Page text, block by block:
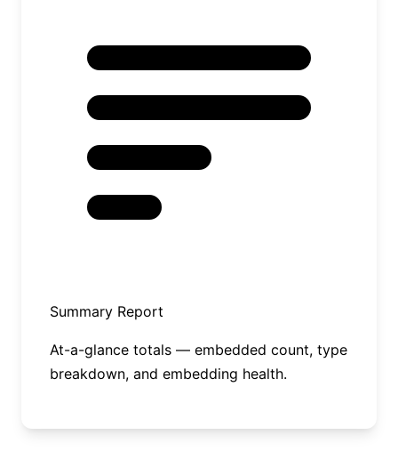
Summary Report
At-a-glance totals — embedded count, type
breakdown, and embedding health.